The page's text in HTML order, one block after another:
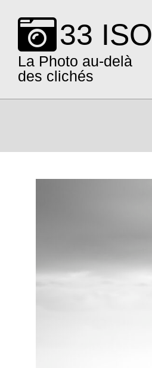
content
33 ISO
La Photo au-delà
des clichés